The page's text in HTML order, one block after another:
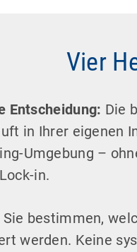
Vier
Entscheidung: Die
in Ihrer eigenen
Umgebung –
in.
Sie bestimmen,
werden. Keine